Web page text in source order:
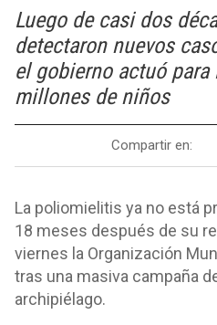
Luego de casi dos
detectaron nuevos
el gobierno actuó
millones de niños
Compartir en:
La poliomielitis ya no está
18 meses después de su
viernes la Organización
tras una masiva campaña
archipiélago.